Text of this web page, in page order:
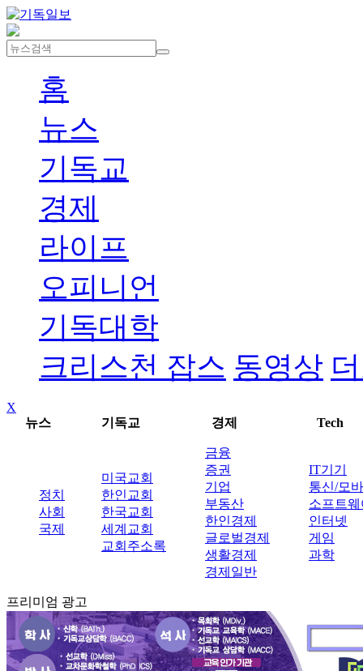
홈
뉴스
기독교
경제
라이프
오피니언
기독대학
크리스천 잡스 동영상
X
뉴스
기독교 경제 Tech
정치
사회
국제
미국교회
한인교회
한국교회
세계교회
교회주소록
금융
증권
기업
부동산
한인경제
글로벌경제
생활경제
경제일반
IT기기
통신/모
소프트웨
인터넷
게임
과학
프리미엄 광고